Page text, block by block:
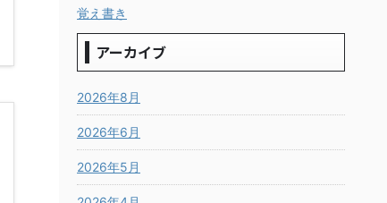
覚え書き
アーカイブ
2026年8月
2026年6月
2026年5月